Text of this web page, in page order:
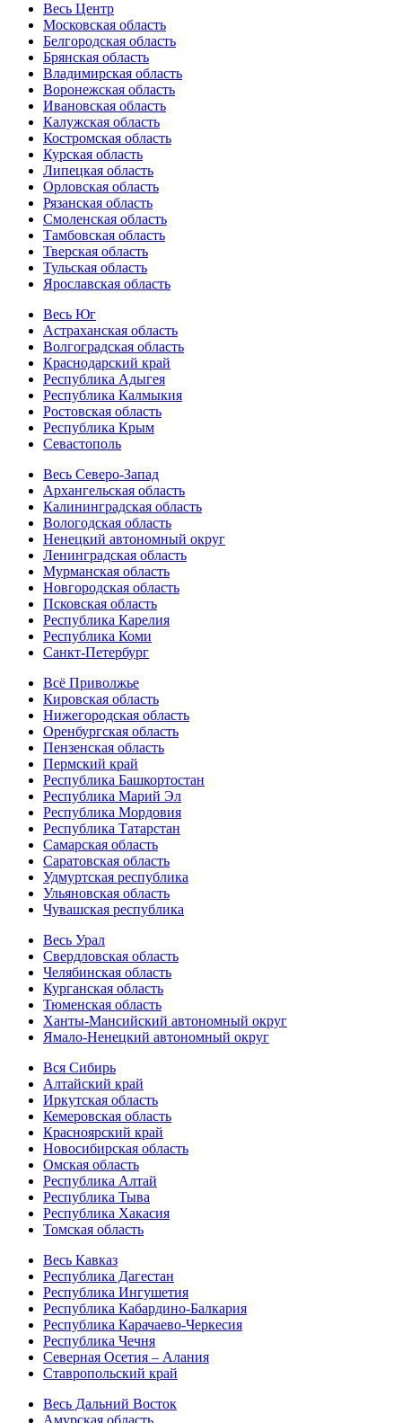
Весь Центр
Московская область
Белгородская область
Брянская область
Владимирская область
Воронежская область
Ивановская область
Калужская область
Костромская область
Курская область
Липецкая область
Орловская область
Рязанская область
Смоленская область
Тамбовская область
Тверская область
Тульская область
Ярославская область
Весь Юг
Астраханская область
Волгоградская область
Краснодарский край
Республика Адыгея
Республика Калмыкия
Ростовская область
Республика Крым
Севастополь
Весь Северо-Запад
Архангельская область
Калининградская область
Вологодская область
Ненецкий автономный округ
Ленинградская область
Мурманская область
Новгородская область
Псковская область
Республика Карелия
Республика Коми
Санкт-Петербург
Всё Приволжье
Кировская область
Нижегородская область
Оренбургская область
Пензенская область
Пермский край
Республика Башкортостан
Республика Марий Эл
Республика Мордовия
Республика Татарстан
Самарская область
Саратовская область
Удмуртская республика
Ульяновская область
Чувашская республика
Весь Урал
Свердловская область
Челябинская область
Курганская область
Тюменская область
Ханты-Мансийский автономный округ
Ямало-Ненецкий автономный округ
Вся Сибирь
Алтайский край
Иркутская область
Кемеровская область
Красноярский край
Новосибирская область
Омская область
Республика Алтай
Республика Тыва
Республика Хакасия
Томская область
Весь Кавказ
Республика Дагестан
Республика Ингушетия
Республика Кабардино-Балкария
Республика Карачаево-Черкесия
Республика Чечня
Северная Осетия – Алания
Ставропольский край
Весь Дальний Восток
Амурская область